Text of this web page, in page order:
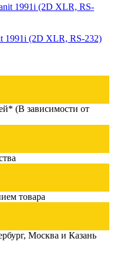
1991i (2D XLR, RS-232)
(В зависимости от
товара
Москва и Казань